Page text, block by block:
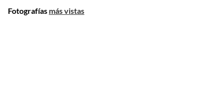
Fotografías más vistas